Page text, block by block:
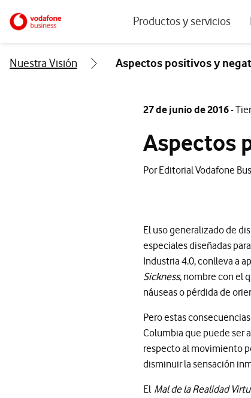
Ir a la pagina principal de vodafone.esProductos y servicios
IA para empresas
Workplace
Nuestra Visión Aspectos positivos y
27 de junio de 2016-
Aspectos
Por Editorial Vodafone
El uso generalizado de
especiales diseñadas
Industria 4.0, conlleva a
Sickness, nombre con el
náuseas o pérdida de
Pero estas
Columbia que puede ser
respecto al movimiento
disminuir la sensación
El Mal de la Realidad